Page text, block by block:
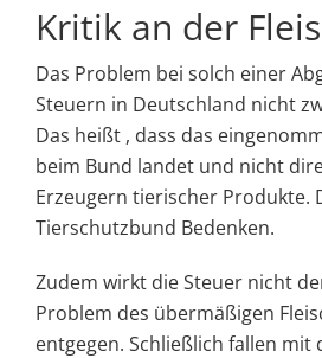
Kritik an der
Das Problem bei solch einer
Steuern in Deutschland nicht
Das heißt , dass das
beim Bund landet und nicht
Erzeugern tierischer Produkte.
Tierschutzbund Bedenken.
Zudem wirkt die Steuer nicht
Problem des übermäßigen
entgegen. Schließlich fallen mit